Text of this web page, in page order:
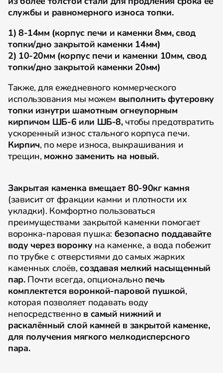
службы и равномерного износа топки.
1) 8-14мм (корпус печи и каменки 8мм, свод
топки/дно закрытой каменки 14мм)
2) 10-20мм (корпус печи и каменки 10мм, свод
топки/дно закрытой каменки 20мм)
Также, для ежедневного коммерческого
использования мы можем выполнить футеровку
топки изнутри шамотным огнеупорным
кирпичом ШБ-6 или ШБ-8,чтобы предотвратить
ускоренный износ стального корпуса печи.
Кирпич, по мере износа, выкрашивания и
трещин, можно заменить на новый.
Закрытая каменка вмещает 80-90кг камня
(зависит от фракции камни и плотности их
укладки). Комфортно пользоваться
преимуществами закрытой каменки помогает
воронка-паровая пушка: безопасно поддавайте
воду через воронку на каменке, а вода побежит
по трубке с отверстиями до самых жарких
каменных слоёв,создавая мелкий насыщенный
пар.Почти всегда, опционально печь
комплектется воронкой-паровой пушкой,
которая позволяет подавать воду
непосредственно в самый нижний и
раскалённый слой камней в закрытой каменке,
для получения мягкого мелкодисперсного
пара.